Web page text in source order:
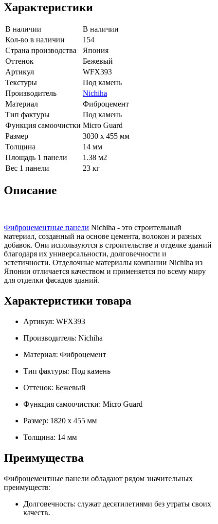
Характеристики
В наличии
В наличии
Кол-во в наличии
154
Страна производства
Япония
Оттенок
Бежевый
Артикул
WFX393
Текстуры
Под камень
Производитель
Nichiha
Материал
Фиброцемент
Тип фактуры
Под камень
Функция самоочистки Micro Guard
Размер
3030 х 455 мм
Толщина
14 мм
Площадь 1 панели
1.38 м2
Вес 1 панели
23 кг
Описание
Фиброцементные панели Nichiha - это строительный
материал, созданный на основе цемента, волокон и разных
добавок. Они используются в строительстве и отделке зданий
благодаря их универсальности, долговечности и
эстетичности. Отделочные материалы компании Nichiha из
Японии отличается качеством и применяется по всему миру
для отделки фасадов зданий.
Характеристики товара
Артикул: WFX393
Производитель: Nichiha
Материал: Фиброцемент
Тип фактуры: Под камень
Оттенок: Бежевый
Функция самоочистки: Micro Guard
Размер: 1820 х 455 мм
Толщина: 14 мм
Преимущества
Фиброцементные панели обладают рядом значительных
преимуществ:
Долговечность: служат десятилетиями без утраты своих
качеств.